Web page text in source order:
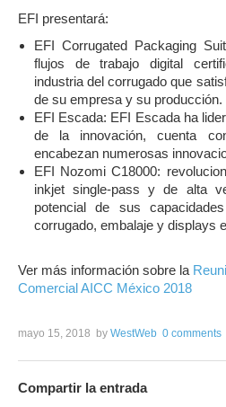
EFI presentará:
EFI Corrugated Packaging
flujos de trabajo digital
industria del corrugado que
de su empresa y su producción.
EFI Escada: EFI Escada ha
de la innovación, cuenta
encabezan numerosas
EFI Nozomi C18000:
inkjet single-pass y de alta
potencial de sus
corrugado, embalaje y displays
Ver más información sobre la
Comercial AICC México 2018
mayo 15, 2018 by WestWeb 0 comments
Compartir la entrada